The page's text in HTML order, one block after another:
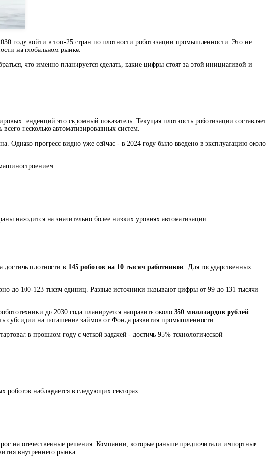
году войти в топ-25 стран по плотности роботизации промышленности. Это не
на глобальном рынке.
что именно планируется сделать, какие цифры стоят за этой инициативой и
тенденций это скромный показатель. Текущая плотность роботизации составляет
несколько автоматизированных систем.
Однако прогресс видно уже сейчас - в 2024 году было введено в эксплуатацию около
находится на значительно более низких уровнях автоматизации.
плотности в 145 роботов на 10 тысяч работников. Для государственных
до 100-123 тысяч единиц. Разные источники называют цифры от 99 до 131 тысячи
до 2030 года планируется направить около 350 миллиардов рублей.
субсидии на погашение займов от Фонда развития промышленности.
в прошлом году с четкой задачей - достичь 95% технологической
наблюдается в следующих секторах:
на отечественные решения. Компании, которые раньше предпочитали импортные
внутреннего рынка.